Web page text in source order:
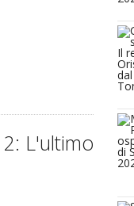
L'ultimo